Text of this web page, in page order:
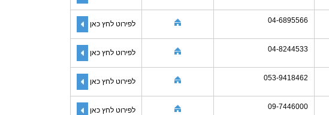
04-6895566 לפירוט לחץ כאן
04-8244533 לפירוט לחץ כאן
053-9418462 לפירוט לחץ כאן
09-7446000 לפירוט לחץ כאן